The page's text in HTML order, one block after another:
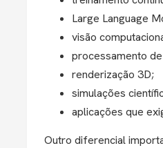
Large Language
visão
processamento
renderização 3D;
simulações
aplicações que
Outro diferencial